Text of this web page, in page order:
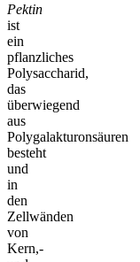
Pektin
ist
ein
pflanzliches
Polysaccharid,
das
überwiegend
aus
Polygalakturonsäuren
besteht
und
in
den
Zellwänden
von
Kern,-